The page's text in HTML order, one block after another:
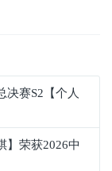
决赛S2【个人
】荣获2026中